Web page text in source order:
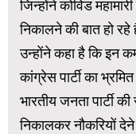
जिन्होंने कोविड
निकालने की बात हो रहे
उन्होंने कहा है कि इन
कांग्रेस पार्टी का
भारतीय जनता पार्टी
निकालकर नौकरियों देने